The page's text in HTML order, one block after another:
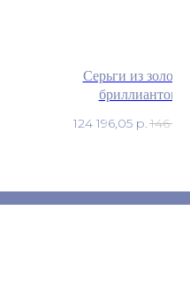
Серьги из золота
бриллиантом
124 196,05 р. 146 113